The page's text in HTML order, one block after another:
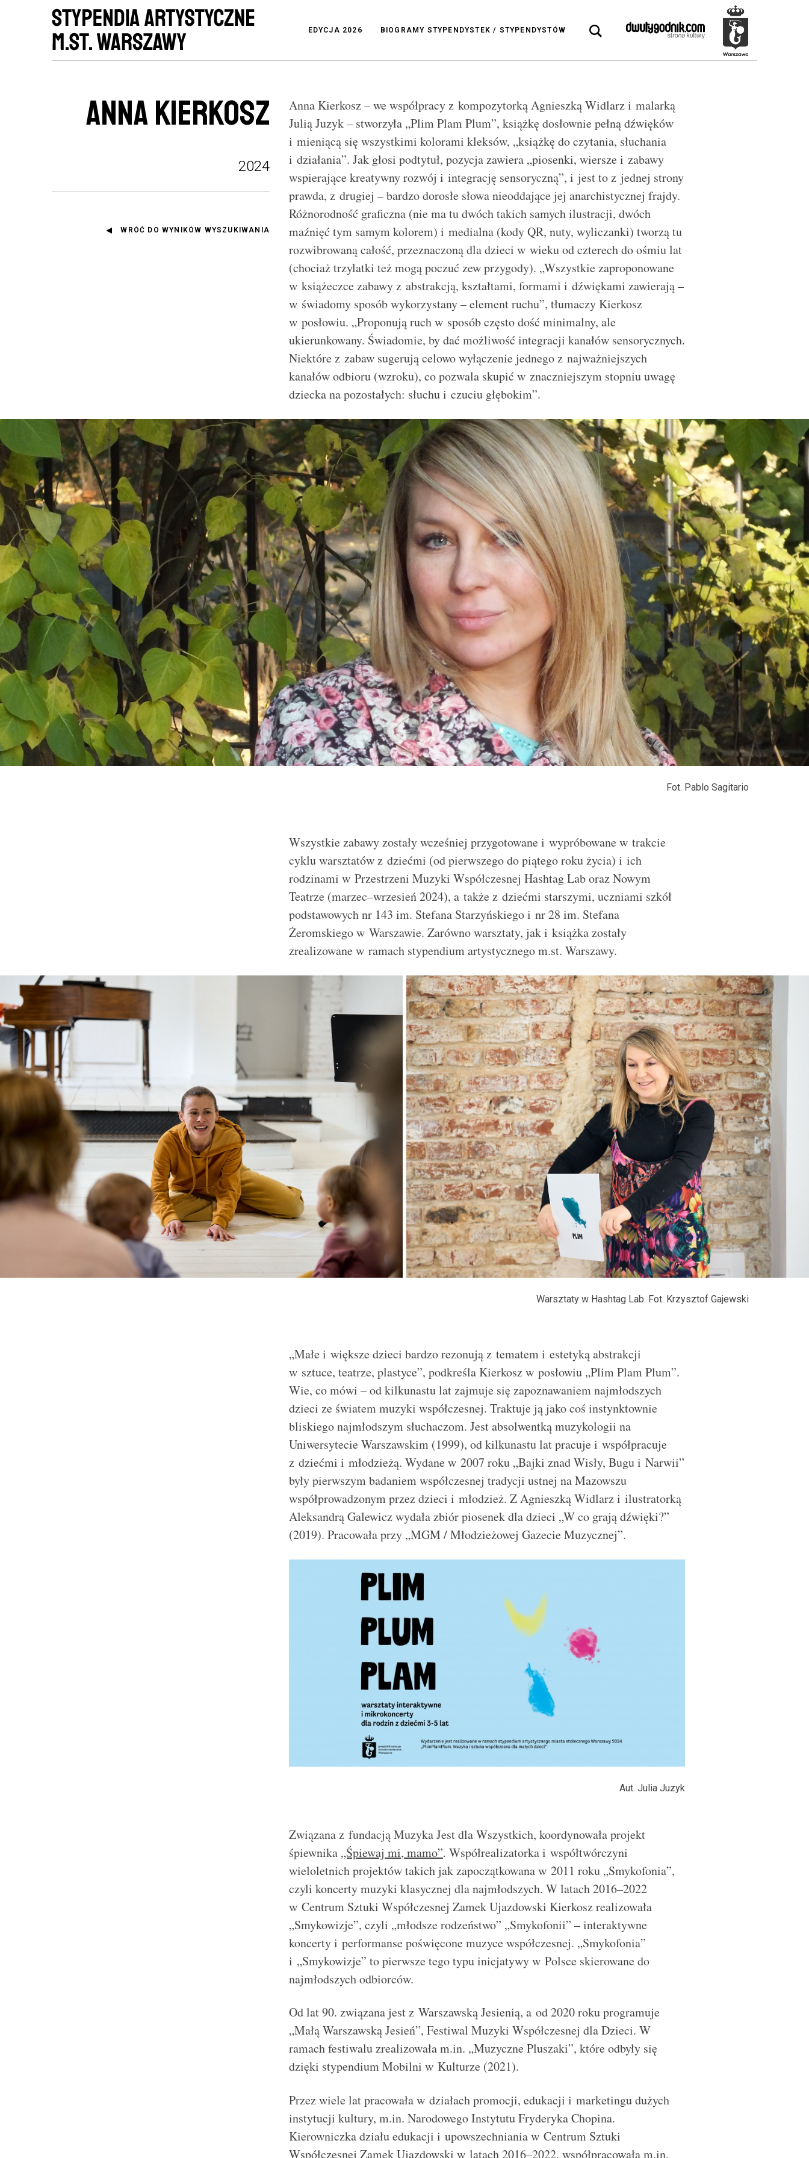
EDYCJA 2026 BIOGRAMY STYPENDYSTEK / STYPENDYSTÓW
ANNA KIERKOSZ
2024
WRÓĆ DO WYNIKÓW WYSZUKIWANIA
Anna Kierkosz – we współpracy z kompozytorką Agnieszką Widlarz i malarką
Julią Juzyk – stworzyła „Plim Plam Plum”, książkę dosłownie pełną dźwięków
i mieniącą się wszystkimi kolorami kleksów, „książkę do czytania, słuchania
i działania”. Jak głosi podtytuł, pozycja zawiera „piosenki, wiersze i zabawy
wspierające kreatywny rozwój i integrację sensoryczną”, i jest to z jednej strony
prawda, z drugiej – bardzo dorosłe słowa nieoddające jej anarchistycznej frajdy.
Różnorodność graficzna (nie ma tu dwóch takich samych ilustracji, dwóch
maźnięć tym samym kolorem) i medialna (kody QR, nuty, wyliczanki) tworzą tu
rozwibrowaną całość, przeznaczoną dla dzieci w wiekuod czterech do ośmiulat
(chociaż trzylatki też mogą poczuć zew przygody). „Wszystkie zaproponowane
w książeczce zabawy z abstrakcją, kształtami, formami i dźwiękami zawierają –
w świadomy sposób wykorzystany – element ruchu”, tłumaczy Kierkosz
w posłowiu. „Proponują ruch w sposób często dość minimalny, ale
ukierunkowany. Świadomie, by dać możliwość integracji kanałów sensorycznych.
Niektóre z zabaw sugerują celowo wyłączenie jednego z najważniejszych
kanałów odbioru (wzroku), co pozwala skupić w znaczniejszym stopniu uwagę
dziecka na pozostałych: słuchu i czuciu głębokim”.
Fot. Pablo Sagitario
Wszystkie zabawy zostały wcześniej przygotowane i wypróbowane w trakcie
cyklu warsztatów z dziećmi (od pierwszego do piątego roku życia) i ich
rodzinami w Przestrzeni Muzyki Współczesnej Hashtag Lab oraz Nowym
Teatrze (marzec–wrzesień2024), a także z dziećmi starszymi, uczniami szkół
podstawowych nr 143 im. Stefana Starzyńskiego i nr 28 im. Stefana
Żeromskiego w Warszawie. Zarówno warsztaty, jak i książka zostały
zrealizowane w ramach stypendium artystycznego m.st. Warszawy.
Warsztaty w Hashtag Lab. Fot. Krzysztof Gajewski
„Małe i większe dzieci bardzo rezonują z tematem i estetyką abstrakcji
w sztuce, teatrze, plastyce”, podkreśla Kierkosz w posłowiu „Plim Plam Plum”.
Wie, co mówi – od kilkunastu lat zajmuje się zapoznawaniem najmłodszych
dzieci ze światem muzyki współczesnej. Traktuje ją jako coś instynktownie
bliskiego najmłodszym słuchaczom. Jest absolwentką muzykologii na
Uniwersytecie Warszawskim (1999), od kilkunastu lat pracuje i współpracuje
z dziećmi i młodzieżą. Wydane w 2007 roku „Bajki znad Wisły, Bugu i Narwii”
były pierwszym badaniem współczesnej tradycji ustnej na Mazowszu
współprowadzonym przez dzieci i młodzież. Z Agnieszką Widlarz i ilustratorką
Aleksandrą Galewicz wydała zbiór piosenek dla dzieci „W co grają dźwięki?”
(2019). Pracowała przy „MGM / Młodzieżowej Gazecie Muzycznej”.
Aut. Julia Juzyk
Związana z fundacją MuzykaJest dlaWszystkich, koordynowała projekt
śpiewnika „Śpiewaj mi, mamo”. Współrealizatorka i współtwórczyni
wieloletnich projektów takich jak zapoczątkowana w 2011 roku „Smykofonia”,
czyli koncerty muzyki klasycznej dla najmłodszych. W latach 2016–2022
w Centrum Sztuki Współczesnej Zamek Ujazdowski Kierkosz realizowała
„Smykowizje”, czyli „młodsze rodzeństwo” „Smykofonii” – interaktywne
koncerty i performanse poświęcone muzyce współczesnej. „Smykofonia”
i „Smykowizje” to pierwsze tego typu inicjatywy w Polsce skierowane do
najmłodszych odbiorców.
Od lat90. związana jest z Warszawską Jesienią, a od 2020 roku programuje
„Małą Warszawską Jesień”, Festiwal Muzyki Współczesnej dla Dzieci. W
ramach festiwalu zrealizowała m.in. „Muzyczne Pluszaki”, które odbyły się
dzięki stypendium Mobilni w Kulturze (2021).
Przez wiele lat pracowała w działach promocji, edukacji i marketingu dużych
instytucji kultury, m.in. Narodowego Instytutu Fryderyka Chopina.
Kierowniczka działu edukacji i upowszechniania w Centrum Sztuki
Współczesnej Zamek Ujazdowski w latach 2016–2022, współpracowała m.in.